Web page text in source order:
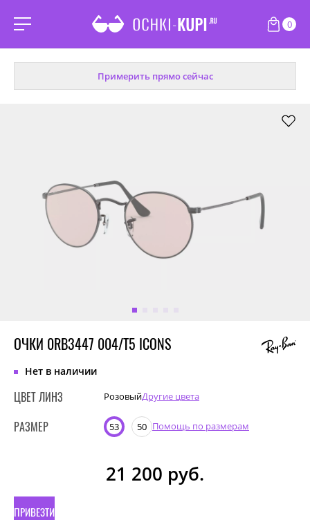
0
Примерить прямо сейчас
ОЧКИ 0RB3447 004/T5 ICONS
Нет в наличии
ЦВЕТ ЛИНЗ РозовыйДругие цвета
РАЗМЕР 53 50 Помощь по размерам
21 200 руб.
ПРИВЕЗТИ